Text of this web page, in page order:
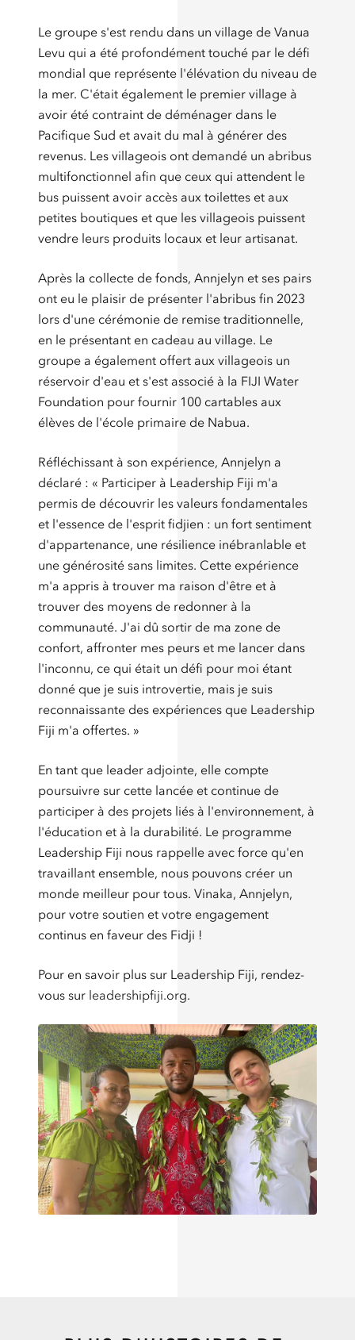
Le groupe s'est rendu dans un village de Vanua
Levu qui a été profondément touché par le défi
mondial que représente l'élévation du niveau de
la mer. C'était également le premier village à
avoir été contraint de déménager dans le
Pacifique Sud et avait du mal à générer des
revenus. Les villageois ont demandé un abribus
multifonctionnel afin que ceux qui attendent le
bus puissent avoir accès aux toilettes et aux
petites boutiques et que les villageois puissent
vendre leurs produits locaux et leur artisanat.
Après la collecte de fonds, Annjelyn et ses pairs
ont eu le plaisir de présenter l'abribus fin 2023
lors d'une cérémonie de remise traditionnelle,
en le présentant en cadeau au village. Le
groupe a également offert aux villageois un
réservoir d'eau et s'est associé à la FIJI Water
Foundation pour fournir 100 cartables aux
élèves de l'école primaire de Nabua.
Réfléchissant à son expérience, Annjelyn a
déclaré : « Participer à Leadership Fiji m'a
permis de découvrir les valeurs fondamentales
et l'essence de l'esprit fidjien : un fort sentiment
d'appartenance, une résilience inébranlable et
une générosité sans limites. Cette expérience
m'a appris à trouver ma raison d'être et à
trouver des moyens de redonner à la
communauté. J'ai dû sortir de ma zone de
confort, affronter mes peurs et me lancer dans
l'inconnu, ce qui était un défi pour moi étant
donné que je suis introvertie, mais je suis
reconnaissante des expériences que Leadership
Fiji m'a offertes. »
En tant que leader adjointe, elle compte
poursuivre sur cette lancée et continue de
participer à des projets liés à l'environnement, à
l'éducation et à la durabilité. Le programme
Leadership Fiji nous rappelle avec force qu'en
travaillant ensemble, nous pouvons créer un
monde meilleur pour tous. Vinaka, Annjelyn,
pour votre soutien et votre engagement
continus en faveur des Fidji !
Pour en savoir plus sur Leadership Fiji, rendez-
vous sur leadershipfiji.org.